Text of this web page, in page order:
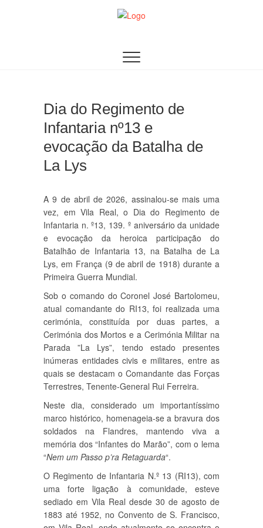
Dia do Regimento de
Infantaria nº13 e
evocação da Batalha de
La Lys
A 9 de abril de 2026, assinalou-se mais uma
vez, em Vila Real, o Dia do Regimento de
Infantaria n. º13, 139. º aniversário da unidade
e evocação da heroica participação do
Batalhão de Infantaria 13, na Batalha de La
Lys, em França (9 de abril de 1918) durante a
Primeira Guerra Mundial.
Sob o comando do Coronel José Bartolomeu,
atual comandante do RI13, foi realizada uma
cerimónia, constituída por duas partes, a
Cerimónia dos Mortos e a Cerimónia Militar na
Parada ”La Lys”, tendo estado presentes
inúmeras entidades civis e militares, entre as
quais se destacam o Comandante das Forças
Terrestres, Tenente-General Rui Ferreira.
Neste dia, considerado um importantíssimo
marco histórico, homenageia-se a bravura dos
soldados na Flandres, mantendo viva a
memória dos “Infantes do Marão”, com o lema
“Nem um Passo p’ra Retaguarda“.
O Regimento de Infantaria N.º 13 (RI13), com
uma forte ligação à comunidade, esteve
sediado em Vila Real desde 30 de agosto de
1883 até 1952, no Convento de S. Francisco,